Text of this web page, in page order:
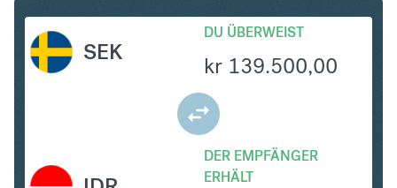
SEK
DU ÜBERWEIST
kr 139.500,00
DER EMPFÄNGER
ERHÄLT